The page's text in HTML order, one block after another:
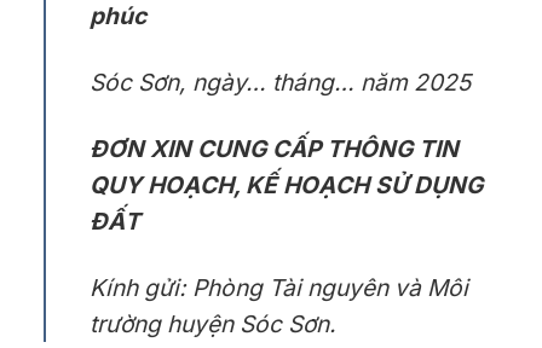
phúc
Sóc Sơn, ngày… tháng… năm 2025
ĐƠN XIN CUNG CẤP THÔNG TIN
QUY HOẠCH, KẾ HOẠCH SỬ DỤNG
ĐẤT
Kính gửi: Phòng Tài nguyên và Môi
trường huyện Sóc Sơn.